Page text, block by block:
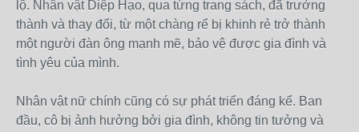
lộ. Nhân vật Diệp Hạo, qua từng trang sách, đã trưởng
thành và thay đổi, từ một chàng rể bị khinh rẻ trở thành
một người đàn ông mạnh mẽ, bảo vệ được gia đình và
tình yêu của mình.
Nhân vật nữ chính cũng có sự phát triển đáng kể. Ban
đầu, cô bị ảnh hưởng bởi gia đình, không tin tưởng và